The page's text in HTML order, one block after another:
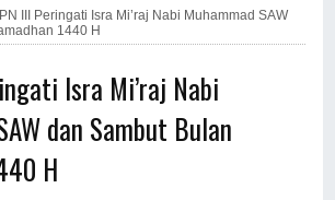
III Peringati Isra Mi’raj Nabi Muhammad SAW
1440 H
Isra Mi’raj Nabi
dan Sambut Bulan
H